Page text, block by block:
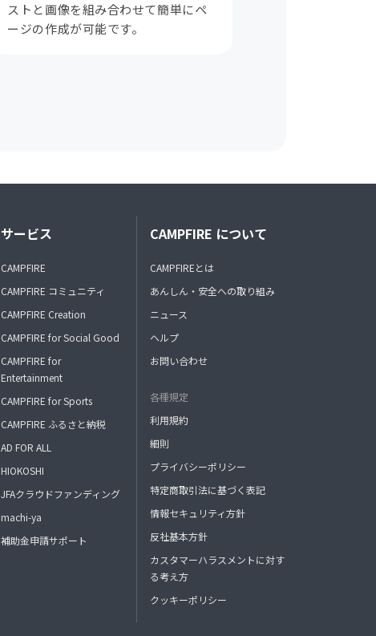
ストと画像を組み合わせて簡単にペ
ージの作成が可能です。
サービス
CAMPFIRE
CAMPFIRE コミュニティ
CAMPFIRE Creation
CAMPFIRE for Social Good
CAMPFIRE for
Entertainment
CAMPFIRE for Sports
CAMPFIRE ふるさと納税
AD FOR ALL
HIOKOSHI
JFAクラウドファンディング
machi-ya
補助金申請サポート
CAMPFIRE について
CAMPFIREとは
あんしん・安全への取り組み
ニュース
ヘルプ
お問い合わせ
各種規定
利用規約
細則
プライバシーポリシー
特定商取引法に基づく表記
情報セキュリティ方針
反社基本方針
カスタマーハラスメントに対す
る考え方
クッキーポリシー